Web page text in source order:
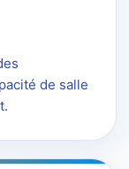
de salle